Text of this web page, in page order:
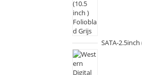
SATA-2.5inch